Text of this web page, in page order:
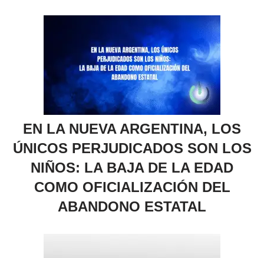
EN LA NUEVA ARGENTINA, LOS
ÚNICOS PERJUDICADOS SON LOS
NIÑOS: LA BAJA DE LA EDAD
COMO OFICIALIZACIÓN DEL
ABANDONO ESTATAL